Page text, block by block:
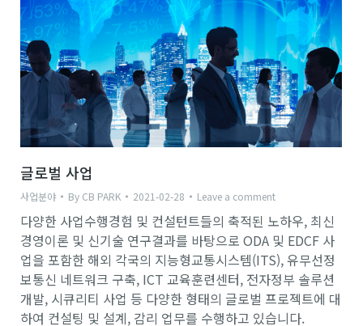
글로벌 사업
사업분야 By CB PARK 2021-02-28 Leave a comment
다양한 사업수행경험 및 컨설턴트들의 축적된 노하우, 최신
경영이론 및 신기술 연구결과를 바탕으로 ODA 및 EDCF 사
업을 포함한 해외 각국의 지능형교통시스템(ITS), 유무선정
보통신 네트워크 구축, ICT 교육훈련센터, 전자정부 솔루션
개발, 시큐리티 사업 등 다양한 형태의 글로벌 프로젝트에 대
하여 컨설팅 및 설계, 감리 업무를 수행하고 있습니다.